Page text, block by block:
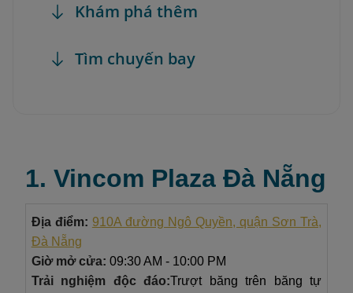
Khám phá thêm
Tìm chuyến bay
1. Vincom Plaza Đà Nẵng
Địa điểm: 910A đường Ngô Quyền, quận Sơn Trà,
Đà Nẵng
Giờ mở cửa: 09:30 AM - 10:00 PM
Trải nghiệm độc đáo:Trượt băng trên băng tự